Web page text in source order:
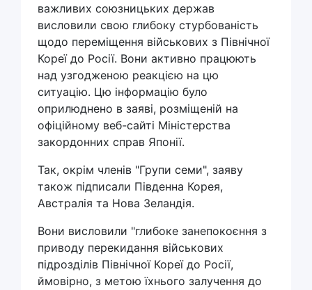
важливих союзницьких держав
висловили свою глибоку стурбованість
щодо переміщення військових з Північної
Кореї до Росії. Вони активно працюють
над узгодженою реакцією на цю
ситуацію. Цю інформацію було
оприлюднено в заяві, розміщеній на
офіційному веб-сайті Міністерства
закордонних справ Японії.
Так, окрім членів "Групи семи", заяву
також підписали Південна Корея,
Австралія та Нова Зеландія.
Вони висловили "глибоке занепокоєння з
приводу перекидання військових
підрозділів Північної Кореї до Росії,
ймовірно, з метою їхнього залучення до